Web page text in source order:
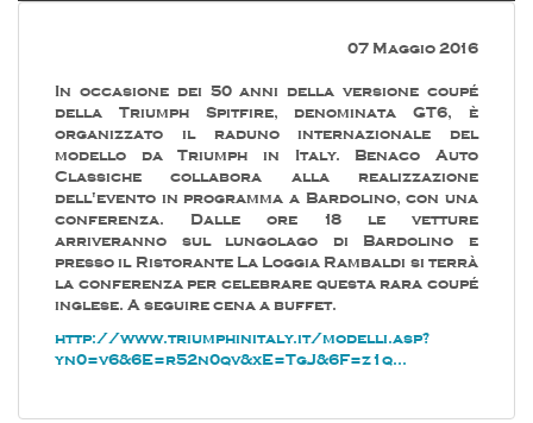
07 Maggio 2016
In occasione dei 50 anni della versione coupé
della Triumph Spitfire, denominata GT6, è
organizzato il raduno internazionale del
modello da Triumph in Italy. Benaco Auto
Classiche collabora alla realizzazione
dell'evento in programma a Bardolino, con una
conferenza. Dalle ore 18 le vetture
arriveranno sul lungolago di Bardolino e
presso il Ristorante La Loggia Rambaldi si terrà
la conferenza per celebrare questa rara coupé
inglese. A seguire cena a buffet.
http://www.triumphinitaly.it/modelli.asp?
yn0=v6&6E=r52n0qv&xE=TgJ&6F=z1q...